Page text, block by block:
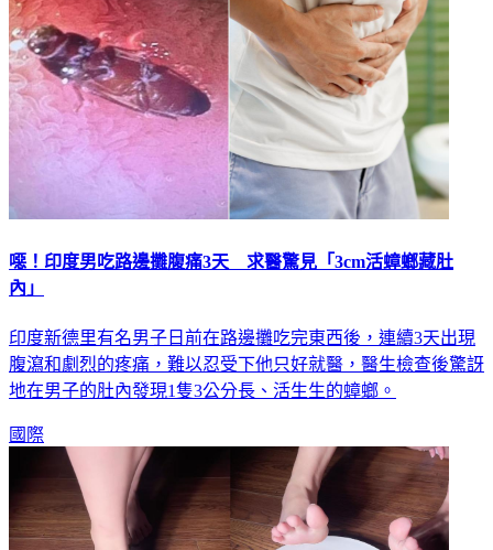
噁！印度男吃路邊攤腹痛3天 求醫驚見「3cm活蟑螂藏肚
內」
印度新德里有名男子日前在路邊攤吃完東西後，連續3天出現
腹瀉和劇烈的疼痛，難以忍受下他只好就醫，醫生檢查後驚訝
地在男子的肚內發現1隻3公分長、活生生的蟑螂。
國際